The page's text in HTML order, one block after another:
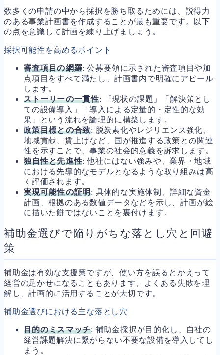
数多くの申請の中から採択を勝ち取るためには、説得力
のある事業計画書を作成することが最も重要です。以下
の点を意識して計画を練り上げましょう。
採択可能性を高めるポイント
審査項目の網羅: 公募要領に示された審査項目や加
点項目をすべて満たし、計画書内で明確にアピール
します。
ストーリーの一貫性: 「現状の課題」「解決策とし
ての設備導入」「導入による定量的・定性的な効
果」という流れを論理的に構築します。
政策目標との合致: 脱炭素化やレジリエンス強化、
地域貢献、賃上げなど、国が推進する政策との関連
性を示すことで、事業の社会的意義を訴求します。
独自性と先進性: 他社にはない強みや、業界・地域
における先導的なモデルとなるような取り組みは高
く評価されます。
実現可能性の証明: 具体的な実施体制、詳細な資金
計画、根拠のある数値データなどを示し、計画が絵
に描いた餅ではないことを裏付けます。
補助金選びで陥りがちな落とし穴と回避
策
補助金は有効な支援策ですが、使い方を誤るとかえって
経営の足かせになることもあります。よくある失敗を理
解し、計画的に活用することが大切です。
補助金選びにおける主な落とし穴
目的のミスマッチ: 補助金採択が目的化し、自社の
経営課題解決に繋がらない不要な設備を導入してし
まう。